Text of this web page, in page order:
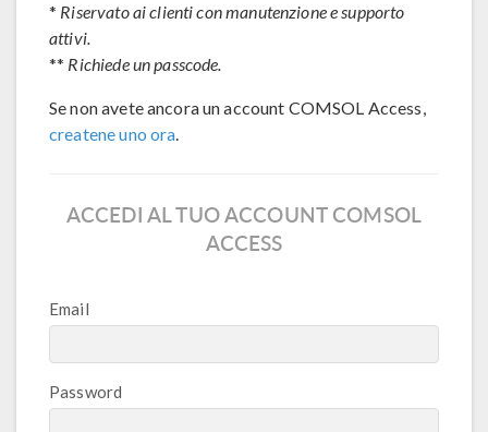
* Riservato ai clienti con manutenzione e supporto
attivi.
** Richiede un passcode.
Se non avete ancora un account COMSOL Access,
createne uno ora.
ACCEDI AL TUO ACCOUNT COMSOL
ACCESS
Email
Password